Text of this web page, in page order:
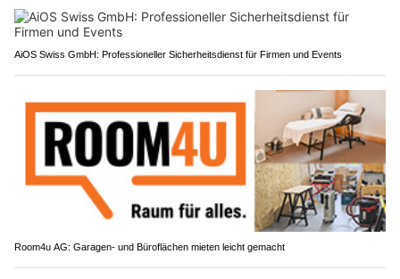
AiOS Swiss GmbH: Professioneller Sicherheitsdienst für Firmen und Events
Room4u AG: Garagen- und Büroflächen mieten leicht gemacht